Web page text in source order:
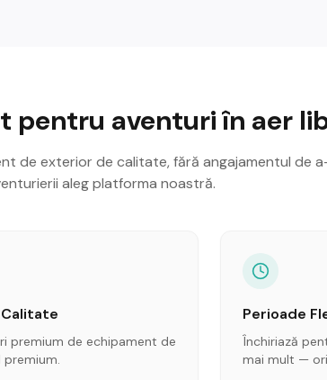
pentru aventuri în aer
de exterior de calitate, fără angajamentul de
aleg platforma noastră.
premium de echipament de
Perioade
Închiriază
mai mult —